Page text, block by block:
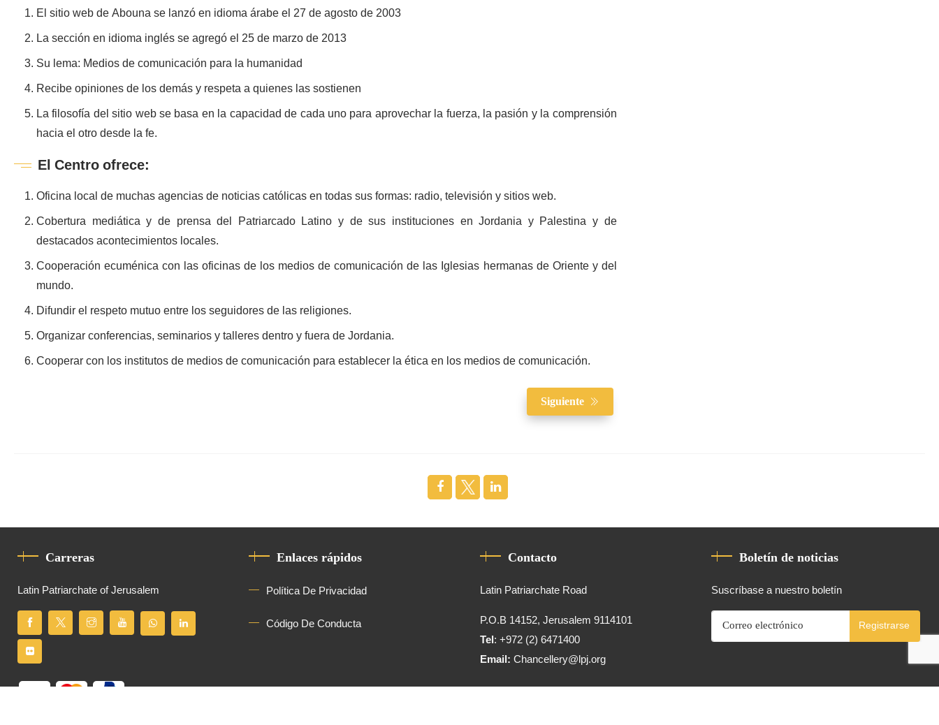
El sitio web de Abouna se lanzó en idioma árabe el 27 de agosto de 2003
La sección en idioma inglés se agregó el 25 de marzo de 2013
Su lema: Medios de comunicación para la humanidad
Recibe opiniones de los demás y respeta a quienes las sostienen
La filosofía del sitio web se basa en la capacidad de cada uno para aprovechar la fuerza, la pasión y la comprensión
hacia el otro desde la fe.
El Centro ofrece:
Oficina local de muchas agencias de noticias católicas en todas sus formas: radio, televisión y sitios web.
Cobertura mediática y de prensa del Patriarcado Latino y de sus instituciones en Jordania y Palestina y de
destacados acontecimientos locales.
Cooperación ecuménica con las oficinas de los medios de comunicación de las Iglesias hermanas de Oriente y del
mundo.
Difundir el respeto mutuo entre los seguidores de las religiones.
Organizar conferencias, seminarios y talleres dentro y fuera de Jordania.
Cooperar con los institutos de medios de comunicación para establecer la ética en los medios de comunicación.
Siguiente
Carreras
Latin Patriarchate of Jerusalem
Enlaces rápidos
Política De Privacidad
Código De Conducta
Contacto
Latin Patriarchate Road
P.O.B 14152, Jerusalem 9114101
Tel: +972 (2) 6471400
Email:Chancellery@lpj.org
Boletín de noticias
Suscríbase a nuestro boletín
Registrarse